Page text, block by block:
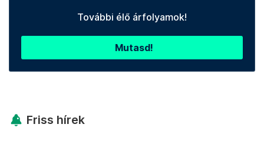
További élő árfolyamok!
Mutasd!
Friss hírek